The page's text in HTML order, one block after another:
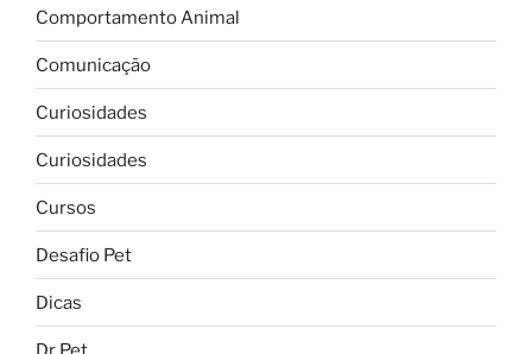
Comportamento Animal
Comunicação
Curiosidades
Curiosidades
Cursos
Desafio Pet
Dicas